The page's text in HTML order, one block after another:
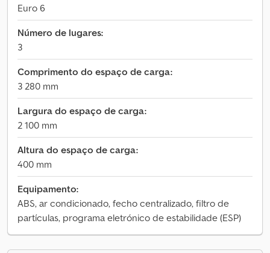
Euro 6
Número de lugares:
3
Comprimento do espaço de carga:
3 280 mm
Largura do espaço de carga:
2 100 mm
Altura do espaço de carga:
400 mm
Equipamento:
ABS, ar condicionado, fecho centralizado, filtro de
partículas, programa eletrónico de estabilidade (ESP)